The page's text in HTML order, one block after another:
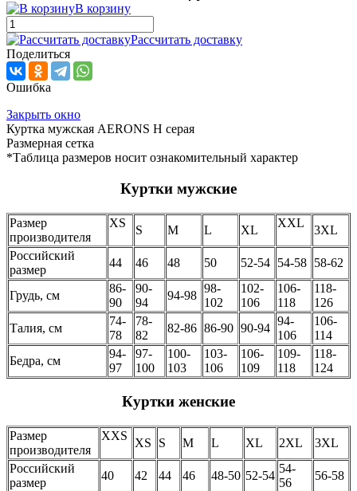
В корзину
Рассчитать доставку
Поделиться
Ошибка
Закрыть окно
Куртка мужская AERONS H серая
Размерная сетка
*Таблица размеров носит ознакомительный характер
Куртки мужские
Размер
производителя
XS
S M L XL
XXL
3XL
Российский
размер
44 46 48 50 52-54 54-58 58-62
Грудь, см
86-
90
90-
94
94-98
98-
102
102-
106
106-
118
118-
126
Талия, см
74-
78
78-
82
82-86 86-90 90-94
94-
106
106-
114
Бедра, см
94-
97
97-
100
100-
103
103-
106
106-
109
109-
118
118-
124
Куртки женские
Размер
производителя
XXS
XS S M L XL 2XL
3XL
Российский
размер
40 42 44 46 48-50 52-54
54-
56
56-58